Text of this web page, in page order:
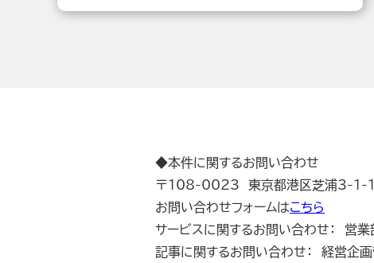
◆本件に関するお問い合わせ
〒108-0023 東京都港区芝浦3-1-1
お問い合わせフォームはこちら
サービスに関するお問い合わせ：
記事に関するお問い合わせ： 経営